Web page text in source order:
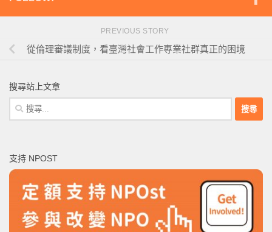
PREVIOUS STORY
從倫理審議制度，看臺灣社會工作專業社群真正的困境
搜尋站上文章
搜
尋
字:
支持 NPOST